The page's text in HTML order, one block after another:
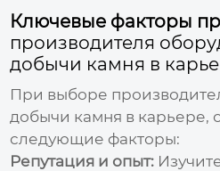
Ключевые факторы
производителя
добычи камня в
При выборе
добычи камня в карьере,
следующие факторы:
Репутация и опыт: